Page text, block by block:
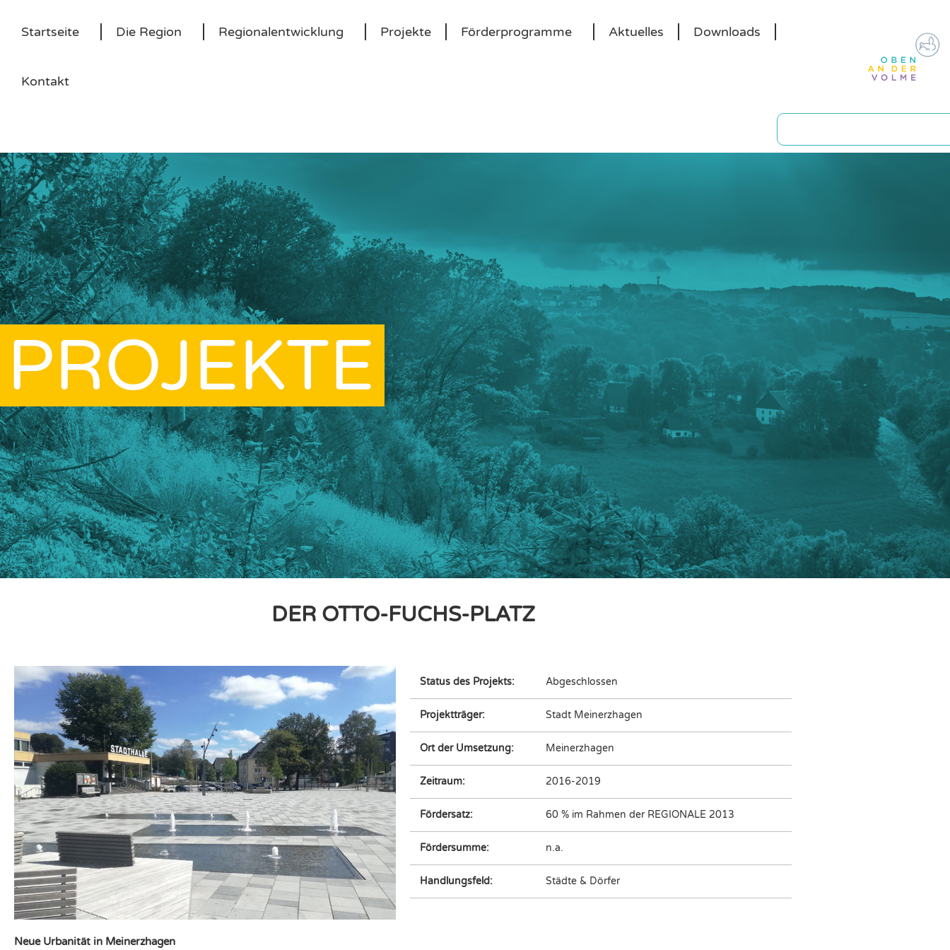
Startseite Die Region Regionalentwicklung Projekte Förderprogramme Aktuelles Downloads
Kontakt
PROJEKTE
DER OTTO-FUCHS-PLATZ
Status des Projekts: Abgeschlossen
Projektträger: Stadt Meinerzhagen
Ort der Umsetzung: Meinerzhagen
Zeitraum: 2016-2019
Fördersatz: 60 % im Rahmen der REGIONALE 2013
Fördersumme: n.a.
Handlungsfeld: Städte & Dörfer
Neue Urbanität in Meinerzhagen